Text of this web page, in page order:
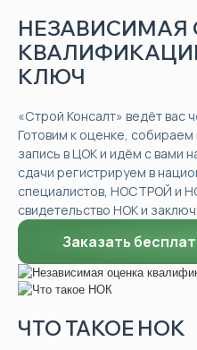
НЕЗАВИСИМАЯ
КЛЮЧ
«Строй Консалт» ведёт вас
Готовим к оценке,
запись в ЦОК и идём с вами
сдачи регистрируем в
специалистов, НОСТРОЙ и
свидетельство НОК и
Заказать
ЧТО ТАКОЕ НОК